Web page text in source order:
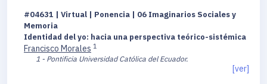
#04631 | Virtual | Ponencia | 06 Imaginarios Sociales y
Memoria
Identidad del yo: hacia una perspectiva teórico-sistémica
Francisco Morales 1
1 - Pontificia Universidad Católica del Ecuador.
[ver]